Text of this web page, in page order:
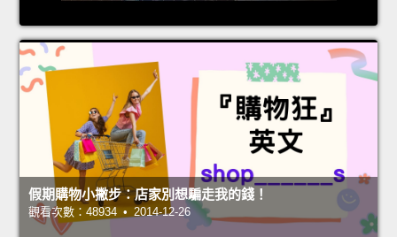
假期購物小撇步：店家別想騙走我的錢！
觀看次數：48934 • 2014-12-26